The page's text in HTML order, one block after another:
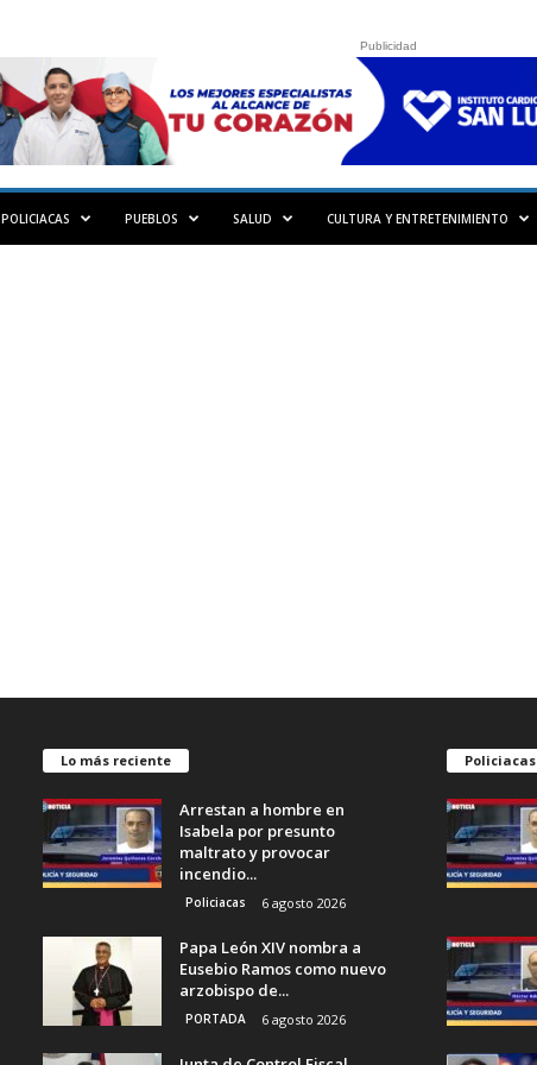
Publicidad
POLICIACAS PUEBLOS SALUD CULTURA Y ENTRETENIMIENTO
Lo más reciente
Arrestan a hombre en
Isabela por presunto
maltrato y provocar
incendio...
Policiacas 6 agosto 2026
Papa León XIV nombra a
Eusebio Ramos como nuevo
arzobispo de...
PORTADA 6 agosto 2026
Policiacas